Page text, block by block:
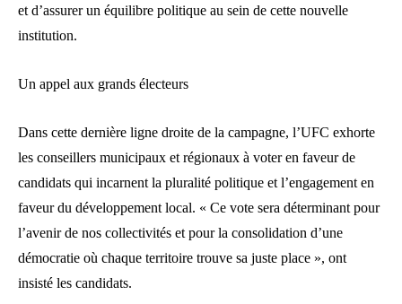
et d’assurer un équilibre politique au sein de cette nouvelle
institution.
Un appel aux grands électeurs
Dans cette dernière ligne droite de la campagne, l’UFC exhorte
les conseillers municipaux et régionaux à voter en faveur de
candidats qui incarnent la pluralité politique et l’engagement en
faveur du développement local. « Ce vote sera déterminant pour
l’avenir de nos collectivités et pour la consolidation d’une
démocratie où chaque territoire trouve sa juste place », ont
insisté les candidats.